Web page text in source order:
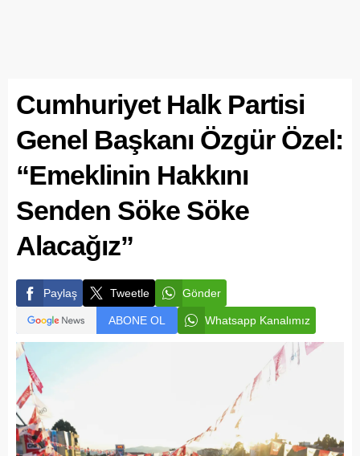
Cumhuriyet Halk Partisi
Genel Başkanı Özgür Özel:
“Emeklinin Hakkını
Senden Söke Söke
Alacağız”
Paylaş Tweetle Gönder
ABONE OL Whatsapp Kanalımız